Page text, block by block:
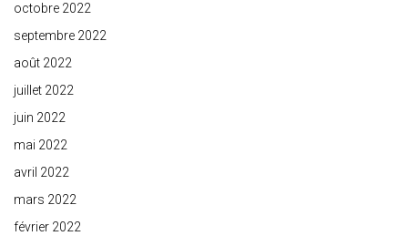
octobre 2022
septembre 2022
août 2022
juillet 2022
juin 2022
mai 2022
avril 2022
mars 2022
février 2022